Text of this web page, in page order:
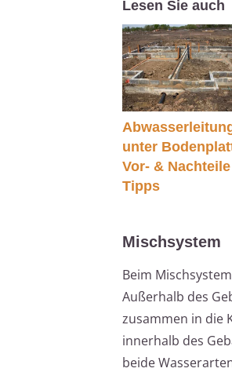
Lesen Sie auch
unter
Vor- &
Tipps
Mischsystem
Beim
Außerhalb des
zusammen in die
innerhalb des
beide